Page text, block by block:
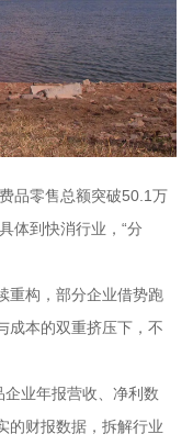
品零售总额突破50.1万
体到快消行业，“分
重构，部分企业借势跑
成本的双重挤压下，不
业年报营收、净利数
的财报数据，拆解行业